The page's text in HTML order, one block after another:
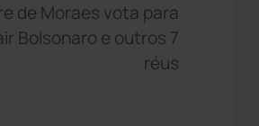
de Moraes vota para
Bolsonaro e outros 7
réus